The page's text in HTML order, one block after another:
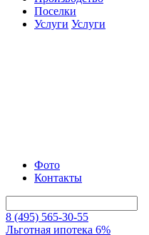
Поселки
Услуги Услуги
Фото
Контакты
8 (495) 565-30-55
Льготная ипотека 6%